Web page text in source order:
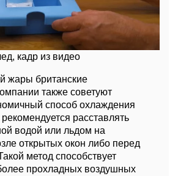
кадр из видео
жары британские
также советуют
способ охлаждения
расставлять
водой или льдом на
открытых окон либо перед
метод способствует
прохладных воздушных